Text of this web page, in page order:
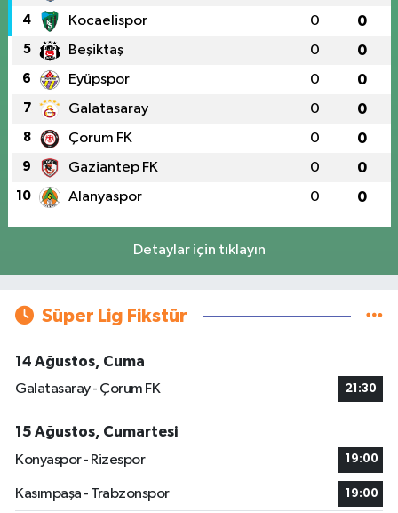
4 Kocaelispor 0 0
5 Beşiktaş 0 0
6 Eyüpspor 0 0
7 Galatasaray 0 0
8 Çorum FK 0 0
9 Gaziantep FK 0 0
10 Alanyaspor 0 0
Detaylar için tıklayın
Süper Lig Fikstür
14 Ağustos, Cuma
Galatasaray - Çorum FK
21:30
15 Ağustos, Cumartesi
Konyaspor - Rizespor
19:00
Kasımpaşa - Trabzonspor 19:00